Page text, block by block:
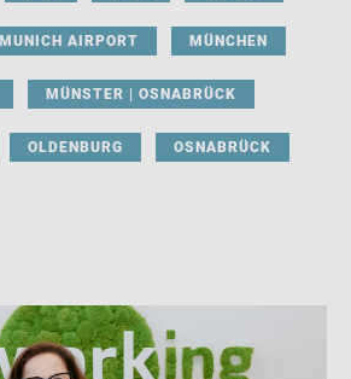
MUNICH AIRPORT MÜNCHEN
MÜNSTER | OSNABRÜCK
OLDENBURG OSNABRÜCK